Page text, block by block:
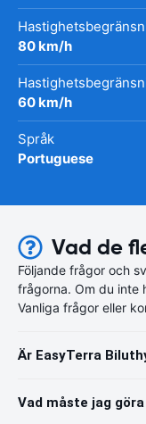
80 km/h
60 km/h
Språk
Portuguese
Vad de
Följande frågor och
frågorna. Om du inte
Vanliga frågor eller
Är EasyTerra
Vad måste jag